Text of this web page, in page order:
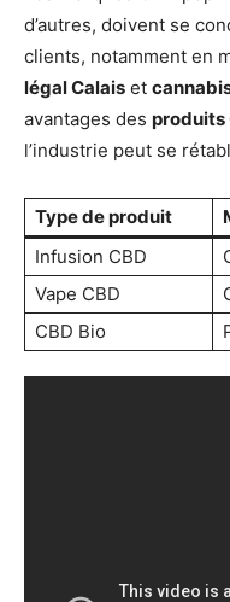
d’autres, doivent se
clients, notamment en
légal Calais et
avantages des produits
l’industrie peut se
Type de produit
Infusion CBD
Vape CBD
CBD Bio